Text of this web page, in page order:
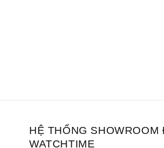
HỆ THỐNG SHOWROOM
WATCHTIME